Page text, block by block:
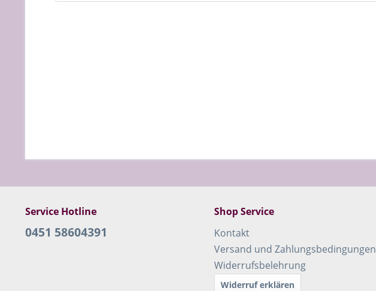
Service Hotline
0451 58604391
Shop Service
Kontakt
Versand und Zahlungsbedingungen
Widerrufsbelehrung
Widerruf erklären